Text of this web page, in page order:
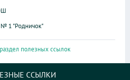
1 "Родничок"
полезных ссылок
ССЫЛКИ